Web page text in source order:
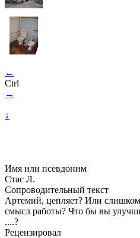
←
Ctrl
→
↓
Имя или псевдоним
Стас Л.
Сопроводительный текст
Артемий, цепляет? Или
смысл работы? Что бы вы
....?
Рецензировал